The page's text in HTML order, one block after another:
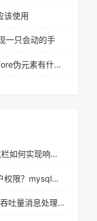
该使用
一只会动的手
CSS中:after和:before伪元素有什么作用，具体该如何使用
jQuery Mobile导航栏如何实现响应式控制与动态显示
mysql如何回收用户权限？mysql权限撤销方法有哪些
C++与Python在高吞吐量消息处理中的性能考量与实践有哪些